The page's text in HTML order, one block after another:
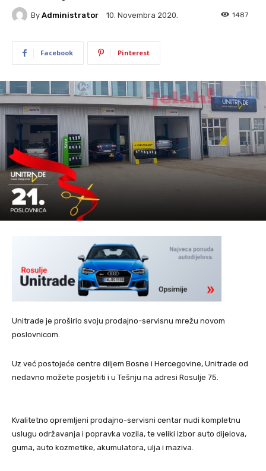
By Administrator 10. Novembra 2020. 1487
Facebook Pinterest
Unitrade je proširio svoju prodajno-servisnu mrežu novom
poslovnicom.
Uz već postojeće centre diljem Bosne i Hercegovine, Unitrade od
nedavno možete posjetiti i u Tešnju na adresi Rosulje 75.
Kvalitetno opremljeni prodajno-servisni centar nudi kompletnu
uslugu održavanja i popravka vozila, te veliki izbor auto dijelova,
guma, auto kozmetike, akumulatora, ulja i maziva.